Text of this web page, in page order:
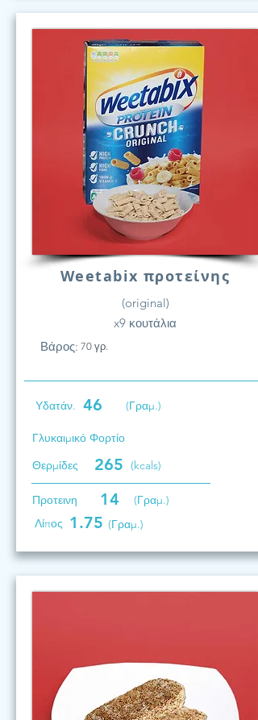
Weetabix προτείνης
(original)
x9 κουτάλια
Βάρος: 70 γρ.
Υδατάν. 46 (Γραμ.)
Γλυκαιμικό Φορτίο
Θερμίδες
265 (kcals)
Προτεινη 14
(Γραμ.)
Λίπος 1.75 (Γραμ.)